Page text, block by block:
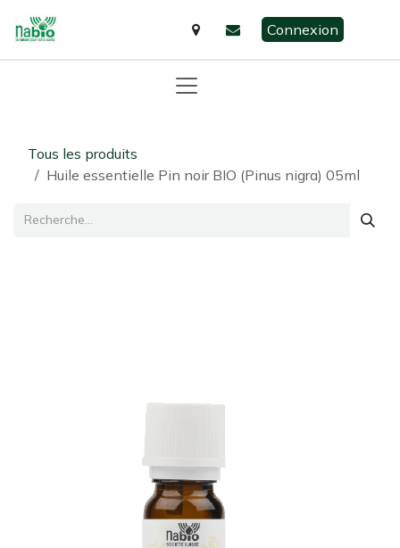
Connexion
Tous les produits
Huile essentielle Pin noir BIO (Pinus nigra) 05ml